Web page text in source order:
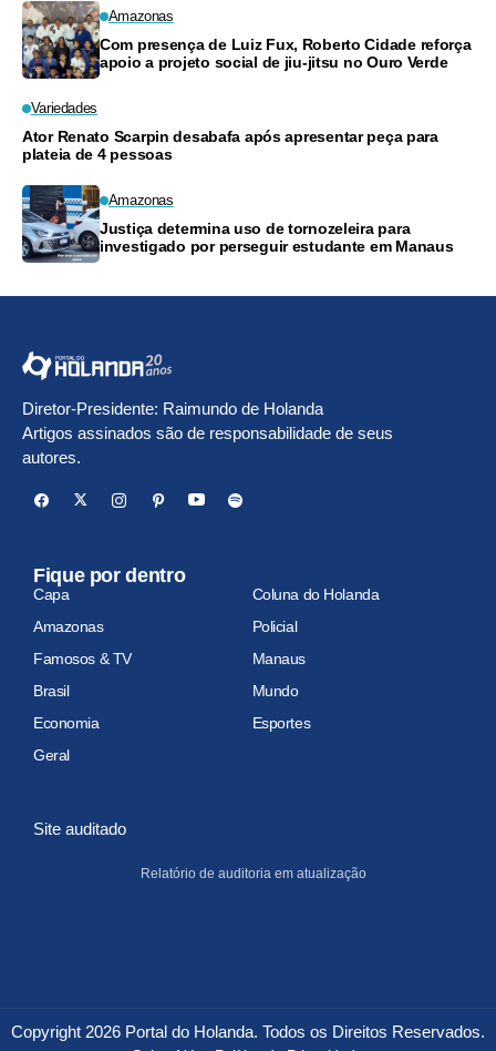
Amazonas
Com presença de Luiz Fux, Roberto Cidade reforça
apoio a projeto social de jiu-jitsu no Ouro Verde
Variedades
Ator Renato Scarpin desabafa após apresentar peça para
plateia de 4 pessoas
Amazonas
Justiça determina uso de tornozeleira para
investigado por perseguir estudante em Manaus
Diretor-Presidente: Raimundo de Holanda
Artigos assinados são de responsabilidade de seus
autores.
Fique por dentro
Capa
Coluna do Holanda
Amazonas
Policial
Famosos & TV
Manaus
Brasil
Mundo
Economia
Esportes
Geral
Site auditado
Relatório de auditoria em atualização
Copyright 2026 Portal do Holanda. Todos os Direitos Reservados.